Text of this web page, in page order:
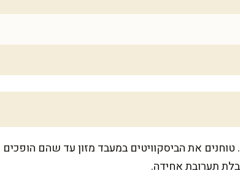
טוחנים את הביסקוויטים במעבד מזון עד שהם
תערובת אחידה.